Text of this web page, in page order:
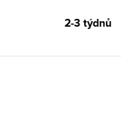
2-3 týdnů